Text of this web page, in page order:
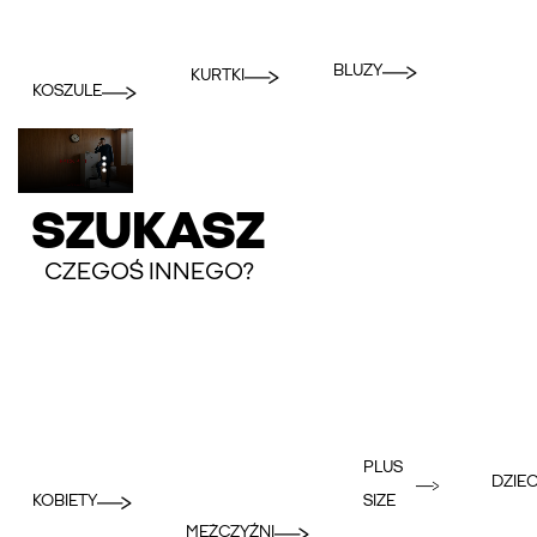
KOSZULE
KURTKI BLUZY
SZUKASZ
CZEGOŚ INNEGO?
KOBIETY
MĘŻCZYŹNI
PLUS
SIZE